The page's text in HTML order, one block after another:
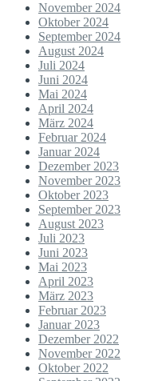
November 2024
Oktober 2024
September 2024
August 2024
Juli 2024
Juni 2024
Mai 2024
April 2024
März 2024
Februar 2024
Januar 2024
Dezember 2023
November 2023
Oktober 2023
September 2023
August 2023
Juli 2023
Juni 2023
Mai 2023
April 2023
März 2023
Februar 2023
Januar 2023
Dezember 2022
November 2022
Oktober 2022